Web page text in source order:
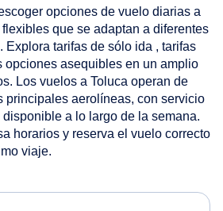
opciones de vuelo diarias a
que se adaptan a diferentes
Explora tarifas de sólo ida , tarifas
opciones asequibles en un amplio
Los vuelos a Toluca operan de
principales aerolíneas, con servicio
a lo largo de la semana.
horarios y reserva el vuelo correcto
viaje.